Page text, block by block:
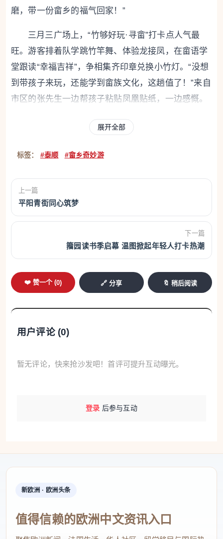
磨，带一份畲乡的福气回家！”
三月三广场上，“竹够好玩·寻畲”打卡点人气最
旺。游客排着队学跳竹竿舞、体验龙接凤，在畲语学
堂跟读“幸福吉祥”，争相集齐印章兑换小竹灯。“没想
到带孩子来玩，还能学到畲族文化，这趟值了！”来自
市区的张先生一边帮孩子粘贴凤凰贴纸，一边感慨。
组团联动，节庆“流量”变共富“增量”
族乡竹里村为“流量枢纽”，联合周边状元村、里光
村、何宅垟村等村社，通过跨乡镇党建联建统筹资
源、统一规划精品动线。“各村共同策划、错位布局，
司前主推互动体验，竹里深耕非遗展示，收益按比例
反哺沿线村，真正实现‘办好一个节、带活一片乡’。”
现场工作人员蓝韬向记者介绍道。
这正是泰顺县以党建引领推动民族乡镇“一体化”
兴，成立“同心共富”联盟，以“1+5+N”组织框架串起环
天关山、百筱环飞云湖等5大生态产业同心共富带，
迈向“组团共富”。
坪，“竹够好玩·纸鸢”活动吸引了不少亲子家庭；在水
显示，往届“三月三”活动平均每年吸引超2万人参与，
带动共富市集直接收入近20万元，综合收益达1500万
展开全部
标签： #泰顺 #畲乡奇妙游
上一篇
平阳青街同心筑梦
下一篇
籀园读书季启幕 温图掀起年轻人打卡热潮
❤️ 赞一个 (0) 🔗 分享 🔖 稍后阅读
用户评论 (0)
暂无评论，快来抢沙发吧！首评可提升互动曝光。
登录 后参与互动
新欧洲 · 欧洲头条
值得信赖的欧洲中文资讯入口